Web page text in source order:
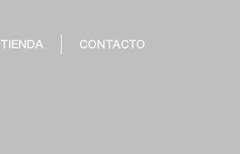
TIENDA CONTACTO